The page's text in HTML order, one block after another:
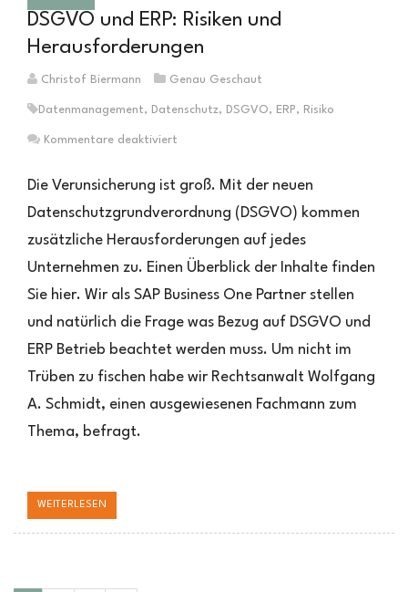
DSGVO und ERP: Risiken und
Herausforderungen
Christof Biermann Genau Geschaut
Datenmanagement, Datenschutz, DSGVO, ERP, Risiko
Kommentare deaktiviert
Risiken
und
Herausforderungen
Die Verunsicherung ist groß. Mit der neuen
Datenschutzgrundverordnung (DSGVO) kommen
zusätzliche Herausforderungen auf jedes
Unternehmen zu. Einen Überblick der Inhalte finden
Sie hier. Wir als SAP Business One Partner stellen
und natürlich die Frage was Bezug auf DSGVO und
ERP Betrieb beachtet werden muss. Um nicht im
Trüben zu fischen habe wir Rechtsanwalt Wolfgang
A. Schmidt, einen ausgewiesenen Fachmann zum
Thema, befragt.
WEITERLESEN